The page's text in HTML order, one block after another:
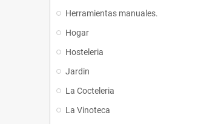
Herramientas manuales.
Hogar
Hosteleria
Jardin
La Cocteleria
La Vinoteca